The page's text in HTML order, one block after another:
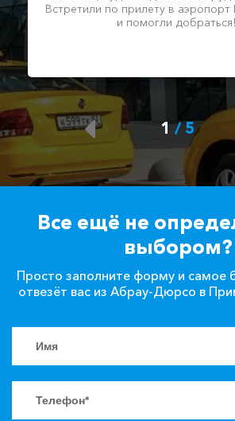
Встретили по прилету в
и помогли
1/ 5
Все ещё не
выбором?
Просто заполните форму и самое
отвезёт вас из Абрау-Дюрсо в